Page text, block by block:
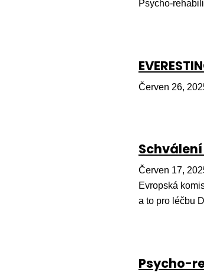
Psycho-
Červen 26,
Schválení
Červen 17,
Evropská
a to pro léčbu
Psycho-